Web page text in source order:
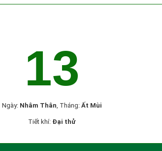
13
Ngày: Nhâm Thân, Tháng: Ất Mùi
Tiết khí: Đại thử